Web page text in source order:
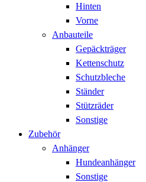
Hinten
Vorne
Anbauteile
Gepäckträger
Kettenschutz
Schutzbleche
Ständer
Stützräder
Sonstige
Zubehör
Anhänger
Hundeanhänger
Sonstige